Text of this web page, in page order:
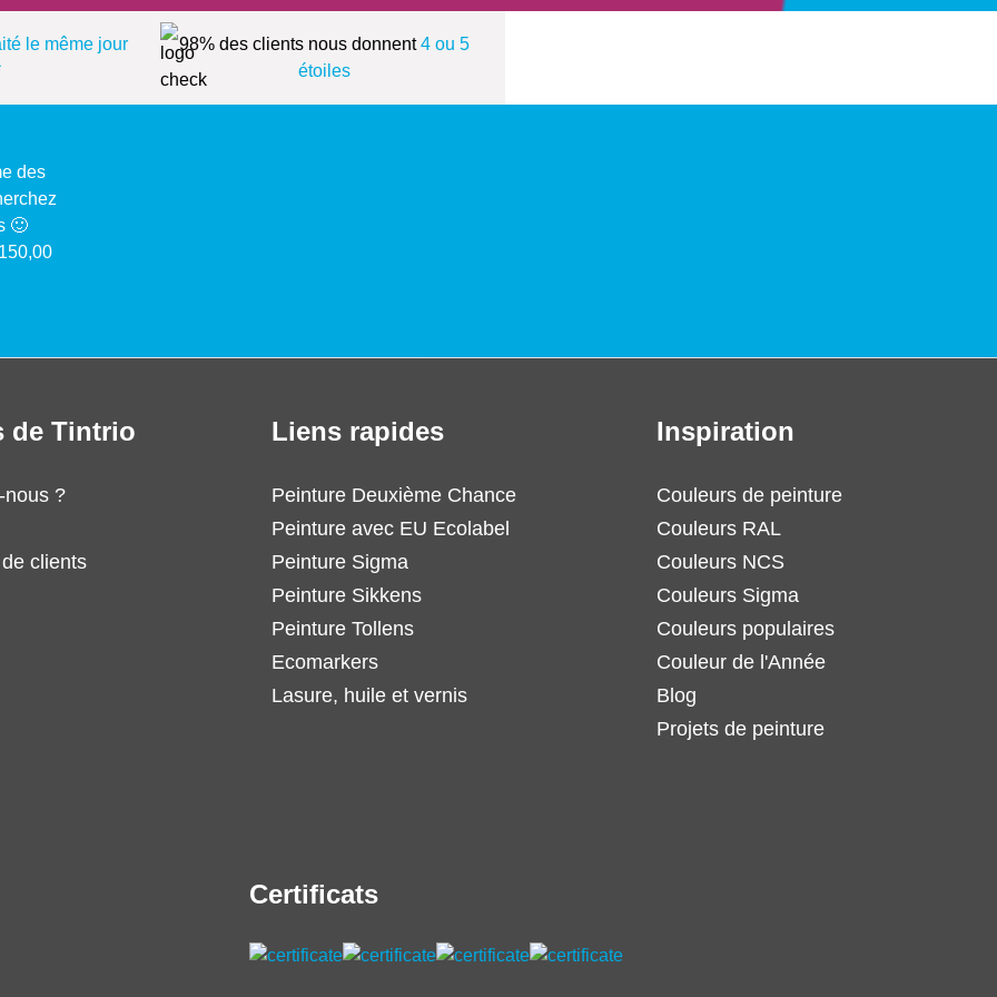
le même jour
98% des clients nous donnent4 ou 5
étoiles
des
🙂
de Tintrio
nous ?
clients
Liens rapides
Peinture Deuxième Chance
Peinture avec EU Ecolabel
Peinture Sigma
Peinture Sikkens
Peinture Tollens
Ecomarkers
Lasure, huile et vernis
Inspiration
Couleurs de peinture
Couleurs RAL
Couleurs NCS
Couleurs Sigma
Couleurs populaires
Couleur de l'Année
Blog
Projets de peinture
Certificats